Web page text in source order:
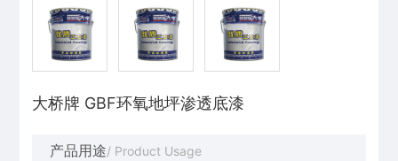
大桥牌 GBF环氧地坪渗透底漆
产品用途/ Product Usage